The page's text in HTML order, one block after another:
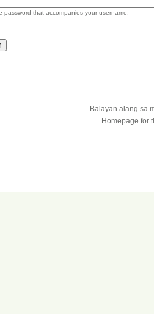
password that accompanies your username.
Balayan alang sa
Homepage for